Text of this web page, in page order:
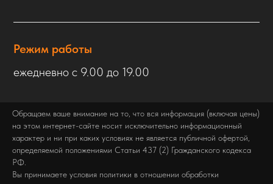
Режим работы
ежедневно с 9.00 до 19.00
Обращаем ваше внимание на то, что вся информация (включая цены)
на этом интернет-сайте носит исключительно информационный
характер и ни при каких условиях не является публичной офертой,
определяемой положениями Статьи 437 (2) Гражданского кодекса
РФ.
Вы принимаете условия политики в отношении обработки